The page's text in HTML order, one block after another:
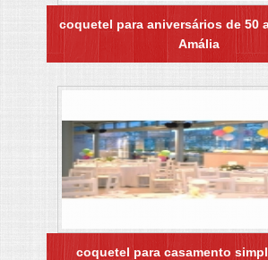
coquetel para aniversários de 50
Amália
coquetel para casamento